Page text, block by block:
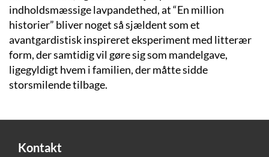
indholdsmæssige lavpandethed, at “En million
historier” bliver noget så sjældent som et
avantgardistisk inspireret eksperiment med litterær
form, der samtidig vil gøre sig som mandelgave,
ligegyldigt hvem i familien, der måtte sidde
storsmilende tilbage.
Kontakt